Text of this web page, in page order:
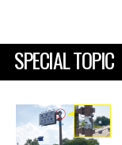
SPECIAL TOPIC